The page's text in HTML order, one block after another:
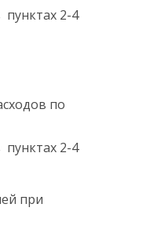
пунктах 2-4
по
пунктах 2-4
при